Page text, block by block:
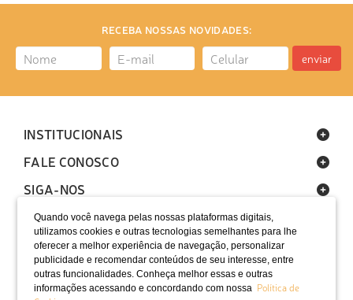
Quando você navega pelas nossas plataformas digitais,
utilizamos cookies e outras tecnologias semelhantes para lhe
oferecer a melhor experiência de navegação, personalizar
publicidade e recomendar conteúdos de seu interesse, entre
outras funcionalidades. Conheça melhor essas e outras
informações acessando e concordando com nossa Política de
RECEBA NOSSAS NOVIDADES:
enviar
INSTITUCIONAIS
FALE CONOSCO
SIGA-NOS
LOCALIZAÇÃO